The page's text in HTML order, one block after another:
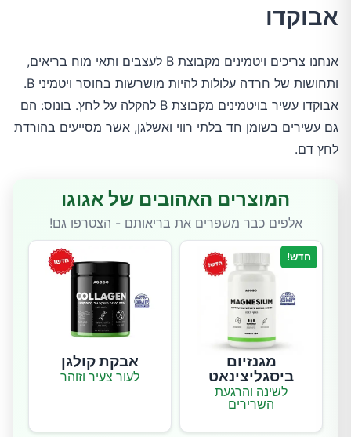
אבוקדו
אנחנו צריכים ויטמינים מקבוצת B לעצבים ותאי מוח בריאים,
ותחושות של חרדה עלולות להיות מושרשות בחוסר ויטמיני B.
אבוקדו עשיר בויטמינים מקבוצת B להקלה על לחץ. בונוס: הם
גם עשירים בשומן חד בלתי רווי ואשלגן, אשר מסייעים בהורדת
לחץ דם.
המוצרים האהובים של אגוגו
אלפים כבר משפרים את בריאותם - הצטרפו גם!
חדש!
מגנזיום
ביסגליצינאט
לשינה והרגעת
השרירים
אבקת קולגן
לעור צעיר וזוהר